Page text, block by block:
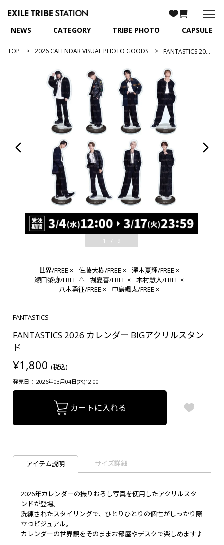
NEWS CATEGORY TRIBE PHOTO CAPSULE
TOP 2026 CALENDAR VISUAL PHOTO GOODS FANTASTICS 2026 カレンダー BIGアクリルスタンド
1 / 9
世界/FREE × 佐藤大樹/FREE × 澤本夏輝/FREE ×
瀬口黎弥/FREE △ 堀夏喜/FREE × 木村慧人/FREE ×
八木勇征/FREE × 中島颯太/FREE ×
FANTASTICS
FANTASTICS 2026 カレンダー BIGアクリルスタン
ド
¥1,800 (税込)
発売日： 2026年03月04日(水)12:00
カートに入れる
アイテム説明 サイズ詳細
2026年カレンダーの撮りおろし写真を使用したアクリルスタ
ンドが登場。
洗練されたスタイリングで、ひとりひとりの個性がしっかり際
立つビジュアル。
カレンダーの世界観をそのままお部屋やデスクで楽しめます♪